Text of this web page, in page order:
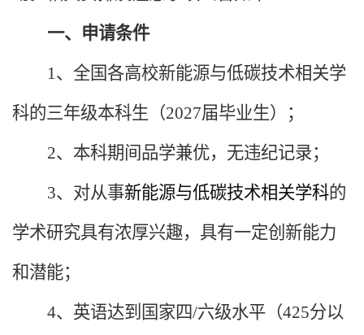
一、申请条件
1、全国各高校新能源与低碳技术相关学
科的三年级本科生（2027届毕业生）；
2、本科期间品学兼优， 无违纪记录；
3、对从事新能源与低碳技术相关学科的
学术研究具有浓厚兴趣，具有一定创新能力
和潜能；
4、英语达到国家四/六级水平（425分以